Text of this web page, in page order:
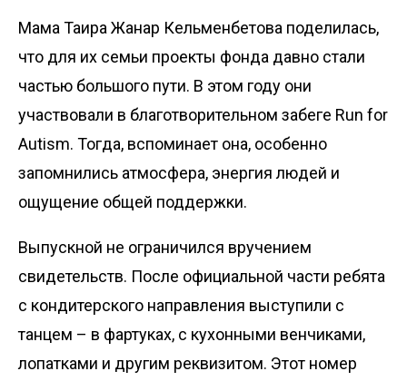
Мама Таира Жанар Кельменбетова поделилась,
что для их семьи проекты фонда давно стали
частью большого пути. В этом году они
участвовали в благотворительном забеге Run for
Autism. Тогда, вспоминает она, особенно
запомнились атмосфера, энергия людей и
ощущение общей поддержки.
Выпускной не ограничился вручением
свидетельств. Пос­ле официальной части ребята
с кондитерского направления высту­пили с
танцем – в фартуках, с кухонными венчиками,
лопатками и другим реквизитом. Этот номер